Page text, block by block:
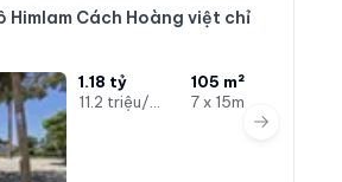
Himlam Cách Hoàng việt chỉ
1.18 tỷ
105 m²
7 x 15m
Next slide